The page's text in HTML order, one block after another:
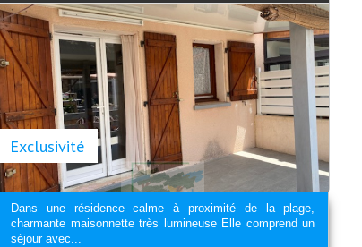
Exclusivité
Dans une résidence calme à proximité de la plage,
charmante maisonnette très lumineuse Elle comprend un
séjour avec...